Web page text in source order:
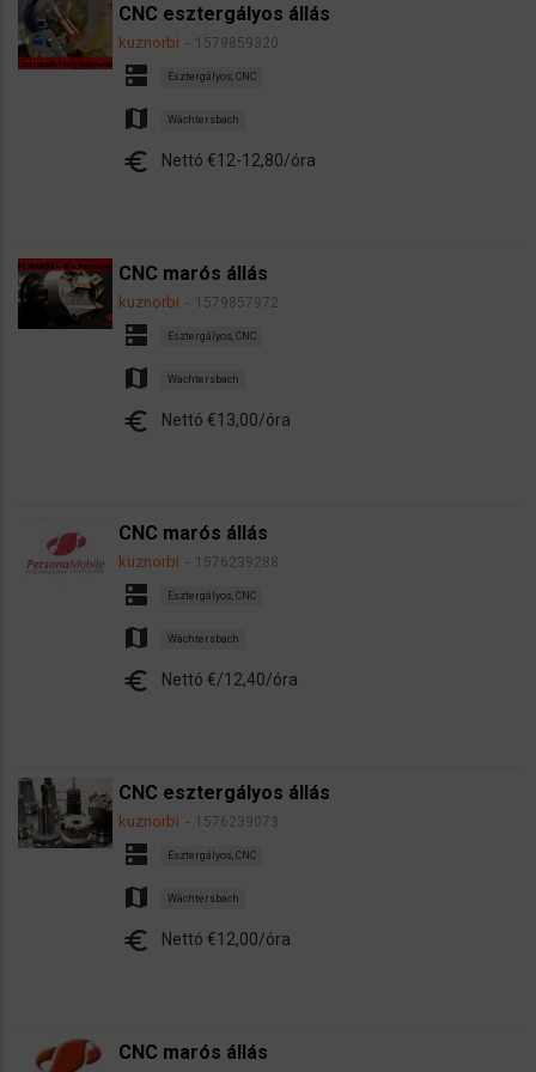
CNC esztergályos állás
kuznorbi 1579859320
dns Esztergályos, CNC
map Wächtersbach
euro Nettó €12-12,80/óra
CNC marós állás
kuznorbi 1579857972
dns Esztergályos, CNC
map Wächtersbach
euro Nettó €13,00/óra
CNC marós állás
kuznorbi 1576239288
dns Esztergályos, CNC
map Wächtersbach
euro Nettó €/12,40/óra
CNC esztergályos állás
kuznorbi 1576239073
dns Esztergályos, CNC
map Wächtersbach
euro Nettó €12,00/óra
CNC marós állás